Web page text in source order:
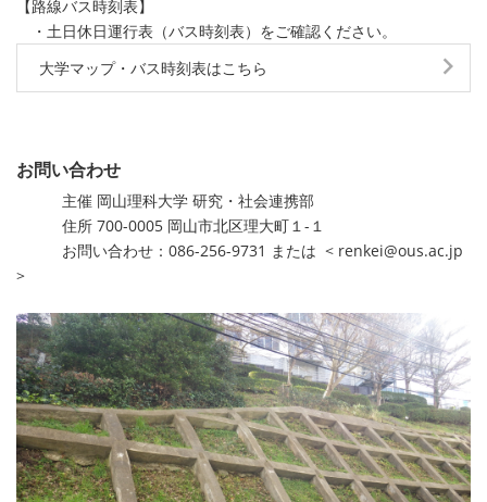
【路線バス時刻表】
・土日休日運行表（バス時刻表）をご確認ください。
大学マップ・バス時刻表はこちら
お問い合わせ
主催 岡山理科大学 研究・社会連携部
住所 700-0005 岡山市北区理大町１-１
お問い合わせ：086-256-9731 または < renkei@ous.ac.jp
>